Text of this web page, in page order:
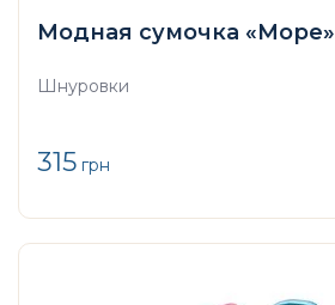
Модная сумочка «Море»
Шнуровки
315 грн